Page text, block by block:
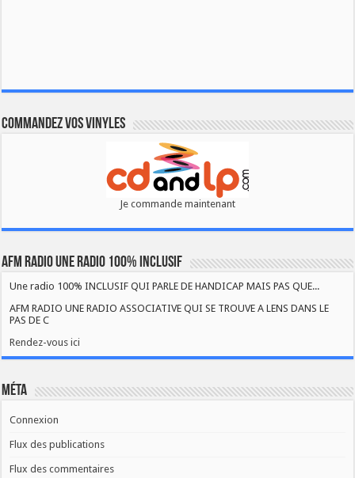
Commandez vos vinyles
Je commande maintenant
AFM RADIO UNE RADIO 100% INCLUSIF
Une radio 100% INCLUSIF QUI PARLE DE HANDICAP MAIS PAS QUE...
AFM RADIO UNE RADIO ASSOCIATIVE QUI SE TROUVE A LENS DANS LE
PAS DE C
Rendez-vous ici
Méta
Connexion
Flux des publications
Flux des commentaires